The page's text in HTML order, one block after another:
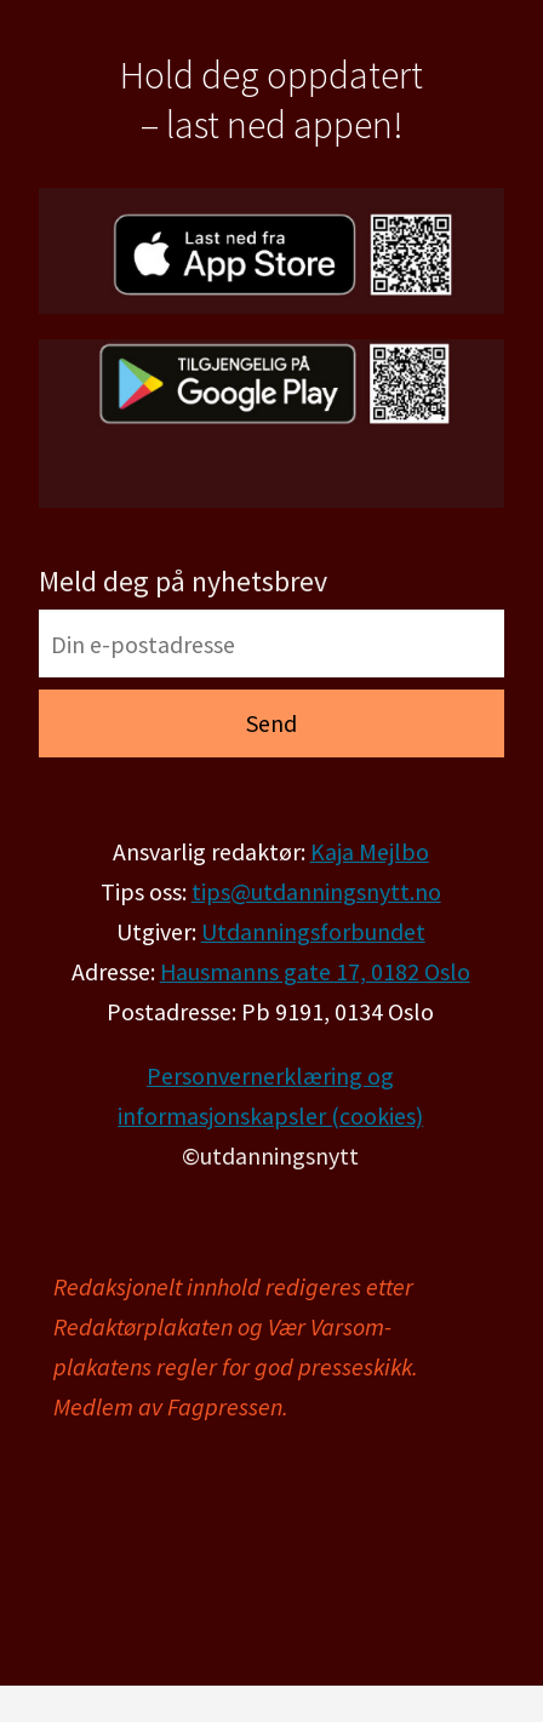
Hold deg oppdatert
– last ned appen!
Meld deg på nyhetsbrev
Ansvarlig redaktør: Kaja Mejlbo
Tips oss: tips@utdanningsnytt.no
Utgiver: Utdanningsforbundet
Adresse: Hausmanns gate 17, 0182 Oslo
Postadresse: Pb 9191, 0134 Oslo
Personvernerklæring og
informasjonskapsler (cookies)
©utdanningsnytt
Redaksjonelt innhold redigeres etter
Redaktørplakaten og Vær Varsom-
plakatens regler for god presseskikk.
Medlem av Fagpressen.